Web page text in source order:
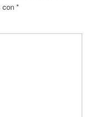
con*